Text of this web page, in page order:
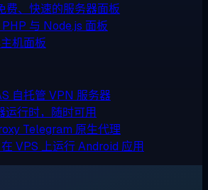
费、快速的服务器面板
PHP 与 Node.js 面板
机面板
自托管 VPN 服务器
运行时，随时可用
Telegram 原生代理
在 VPS 上运行 Android 应用